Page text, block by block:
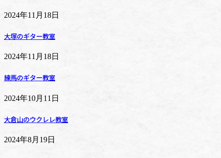
2024年11月18日
大塚のギター教室
2024年11月18日
練馬のギター教室
2024年10月11日
大倉山のウクレレ教室
2024年8月19日